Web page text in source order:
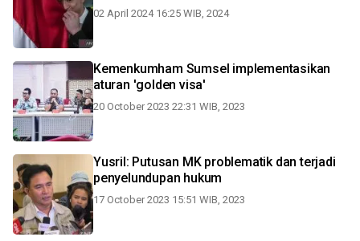
02 April 2024 16:25 WIB, 2024
Kemenkumham Sumsel implementasikan
aturan 'golden visa'
20 October 2023 22:31 WIB, 2023
Yusril: Putusan MK problematik dan terjadi
penyelundupan hukum
17 October 2023 15:51 WIB, 2023